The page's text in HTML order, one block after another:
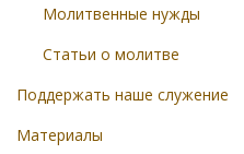
Молитвенные нужды
Статьи о молитве
Поддержать наше служение
Материалы